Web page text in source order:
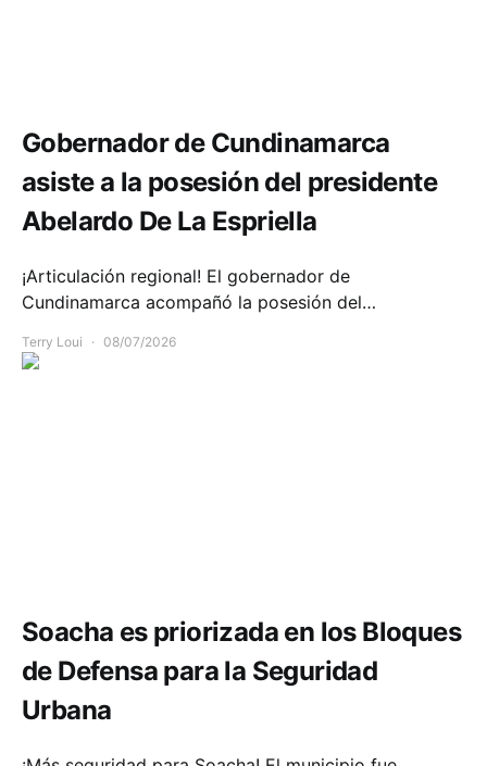
Gobernador de Cundinamarca
asiste a la posesión del presidente
Abelardo De La Espriella
¡Articulación regional! El gobernador de
Cundinamarca acompañó la posesión del…
Terry Loui 08/07/2026
Soacha es priorizada en los Bloques
de Defensa para la Seguridad
Urbana